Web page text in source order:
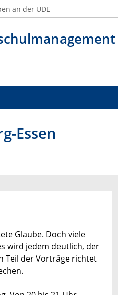
an der UDE
Essen
Glaube. Doch viele
wird jedem deutlich, der
Teil der Vorträge richtet